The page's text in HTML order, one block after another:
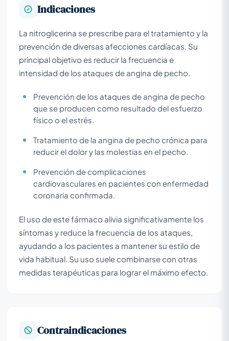
Indicaciones
La nitroglicerina se prescribe para el tratamiento y la
prevención de diversas afecciones cardíacas. Su
principal objetivo es reducir la frecuencia e
intensidad de los ataques de angina de pecho.
Prevención de los ataques de angina de pecho
que se producen como resultado del esfuerzo
físico o el estrés.
Tratamiento de la angina de pecho crónica para
reducir el dolor y las molestias en el pecho.
Prevención de complicaciones
cardiovasculares en pacientes con enfermedad
coronaria confirmada.
El uso de este fármaco alivia significativamente los
síntomas y reduce la frecuencia de los ataques,
ayudando a los pacientes a mantener su estilo de
vida habitual. Su uso suele combinarse con otras
medidas terapéuticas para lograr el máximo efecto.
Contraindicaciones